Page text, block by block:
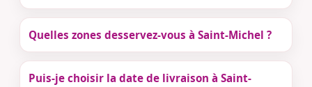
Quelles zones desservez-vous à Saint-Michel ?
Puis-je choisir la date de livraison à Saint-